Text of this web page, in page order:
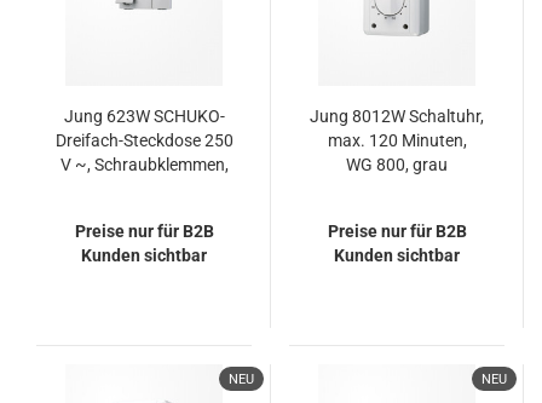
Jung 623W SCHUKO-
Dreifach-Steckdose 250
V ~, Schraubklemmen,
Preise nur für B2B
Kunden sichtbar
Jung 8012W Schaltuhr,
max. 120 Minuten,
WG 800, grau
Preise nur für B2B
Kunden sichtbar
NEU NEU